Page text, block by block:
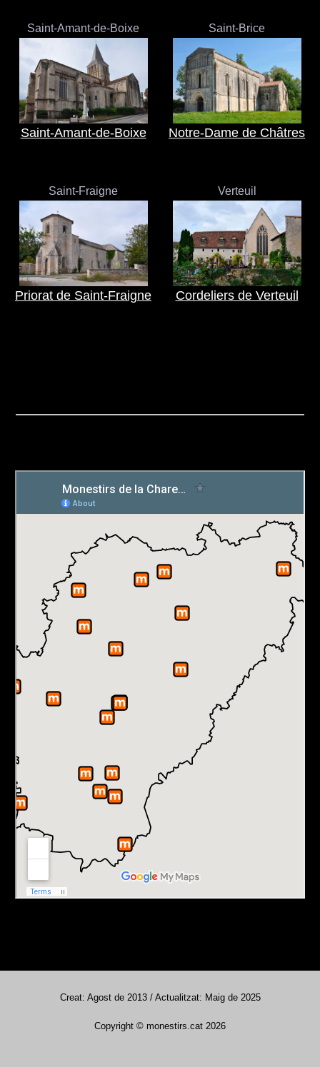
Saint-Amant-de-Boixe
Saint-Amant-de-Boixe
Saint-Brice
Notre-Dame de Châtres
Saint-Fraigne
Priorat de Saint-Fraigne
Verteuil
Cordeliers de Verteuil
Creat: Agost de 2013 / Actualitzat: Maig de 2025